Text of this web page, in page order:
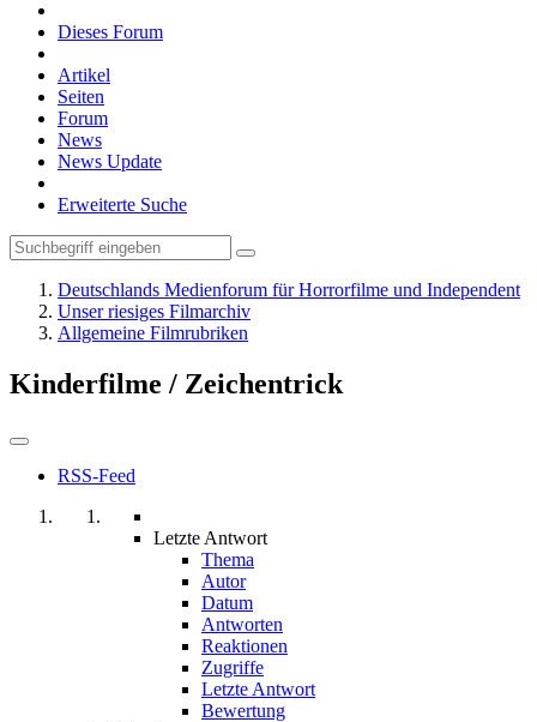
Dieses Forum
Artikel
Seiten
Forum
News
News Update
Erweiterte Suche
Deutschlands Medienforum für Horrorfilme und Independent
Unser riesiges Filmarchiv
Allgemeine Filmrubriken
Kinderfilme / Zeichentrick
RSS-Feed
Letzte Antwort
Thema
Autor
Datum
Antworten
Reaktionen
Zugriffe
Letzte Antwort
Bewertung